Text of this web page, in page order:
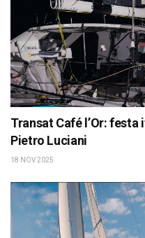
Transat Café l’Or:
Pietro Luciani
18 NOV 2025